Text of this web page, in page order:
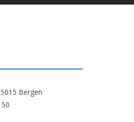
Bergen